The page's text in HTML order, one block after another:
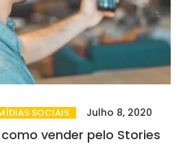
SOCIAIS Julho 8, 2020
vender pelo Stories